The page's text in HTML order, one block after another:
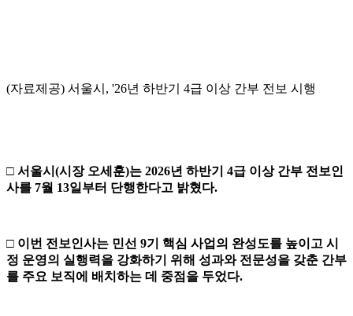
(자료제공) 서울시, '26년 하반기 4급 이상 간부 전보 시행
□ 서울시 (시장 오세훈)는 2026년 하반기 4급 이상 간부 전보인
사를 7월 13일부터 단행한다고 밝혔다.
□ 이번 전보인사는 민선 9기 핵심 사업의 완성도를 높이고 시
정 운영의 실행력을 강화하기 위해 성과와 전문성을 갖춘 간부
를 주요 보직에 배치하는 데 중점을 두었다.